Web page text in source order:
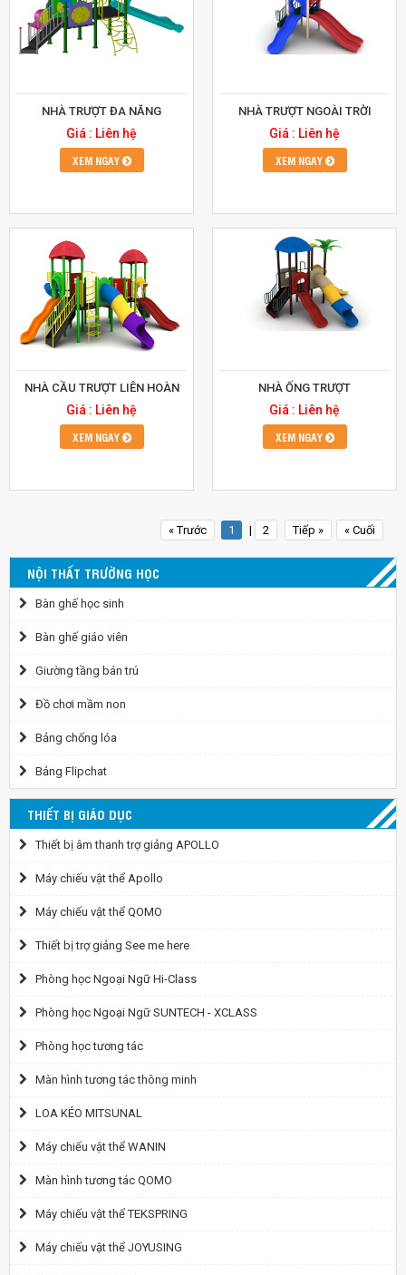
NHÀ TRƯỢT ĐA NĂNG
Giá : Liên hệ
XEM NGAY
NHÀ TRƯỢT NGOÀI TRỜI
Giá : Liên hệ
XEM NGAY
NHÀ CẦU TRƯỢT LIÊN HOÀN
Giá : Liên hệ
XEM NGAY
NHÀ ỐNG TRƯỢT
Giá : Liên hệ
XEM NGAY
« Trước 1 | 2 Tiếp » « Cuối
NỘI THẤT TRƯỜNG HỌC
Bàn ghế học sinh
Bàn ghế giáo viên
Giường tầng bán trú
Đồ chơi mầm non
Bảng chống lóa
Bảng Flipchat
THIẾT BỊ GIÁO DỤC
Thiết bị âm thanh trợ giảng APOLLO
Máy chiếu vật thể Apollo
Máy chiếu vật thể QOMO
Thiết bị trợ giảng See me here
Phòng học Ngoại Ngữ Hi-Class
Phòng học Ngoại Ngữ SUNTECH - XCLASS
Phòng học tương tác
Màn hình tương tác thông minh
LOA KÉO MITSUNAL
Máy chiếu vật thể WANIN
Màn hình tương tác QOMO
Máy chiếu vật thể TEKSPRING
Máy chiếu vật thể JOYUSING